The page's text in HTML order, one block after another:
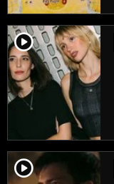
player2
player2